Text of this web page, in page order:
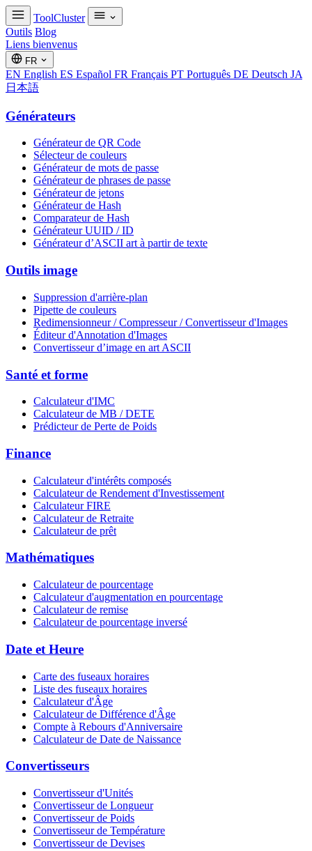
ToolCluster
Outils Blog
Liens bienvenus
FR
EN English ES Español FR Français PT Português DE Deutsch JA
日本語
Générateurs
Générateur de QR Code
Sélecteur de couleurs
Générateur de mots de passe
Générateur de phrases de passe
Générateur de jetons
Générateur de Hash
Comparateur de Hash
Générateur UUID / ID
Générateur d’ASCII art à partir de texte
Outils image
Suppression d'arrière-plan
Pipette de couleurs
Redimensionneur / Compresseur / Convertisseur d'Images
Éditeur d'Annotation d'Images
Convertisseur d’image en art ASCII
Santé et forme
Calculateur d'IMC
Calculateur de MB / DETE
Prédicteur de Perte de Poids
Finance
Calculateur d'intérêts composés
Calculateur de Rendement d'Investissement
Calculateur FIRE
Calculateur de Retraite
Calculateur de prêt
Mathématiques
Calculateur de pourcentage
Calculateur d'augmentation en pourcentage
Calculateur de remise
Calculateur de pourcentage inversé
Date et Heure
Carte des fuseaux horaires
Liste des fuseaux horaires
Calculateur d'Âge
Calculateur de Différence d'Âge
Compte à Rebours d'Anniversaire
Calculateur de Date de Naissance
Convertisseurs
Convertisseur d'Unités
Convertisseur de Longueur
Convertisseur de Poids
Convertisseur de Température
Convertisseur de Devises